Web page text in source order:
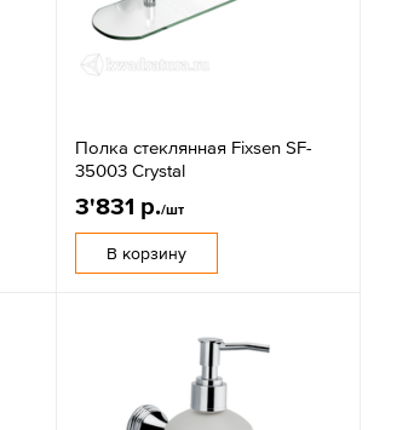
Полка стеклянная Fixsen SF-
35003 Crystal
3'831 р./шт
В корзину